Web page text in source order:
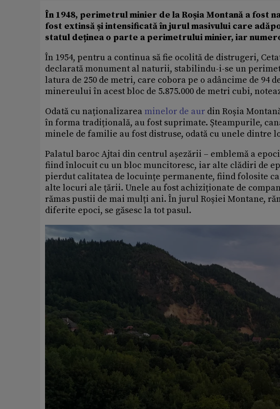
În 1948, perimetrul minier de la Roșia Montană a fost
fost extinsă și intensificată în jurul masivului care
statul deținea o parte a perimetrului minier, iar
În 1954, pentru a continua să fie ocolită de distrugeri,
declarată monument al naturii, stabilindu-i-se un
latura de 250 de metri, care cobora pe o adâncime de 94
minereului în acest bloc de 5.875.000 de metri cubi,
Odată cu naționalizarea minelor de aur din Roșia
în forma tradițională, au fost suprimate. Șteampurile,
minele de familie au fost distruse, odată cu unele dintre
Palatul baroc Ajtai din centrul așezării – emblemă a
fiind înlocuit cu un bloc muncitoresc, iar alte clădiri de
pierdut calitatea de locuințe permanente, fiind folosite
alte locuri ale țării. Unele au fost achiziționate de
rămas pustii de mai mulți ani. În jurul Roșiei Montane,
diferite epoci, se găsesc la tot pasul.